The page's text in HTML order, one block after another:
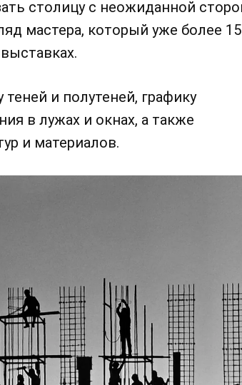
столицу с неожиданной
мастера, который уже более 15
и полутеней, графику
в лужах и окнах, а также
и материалов.